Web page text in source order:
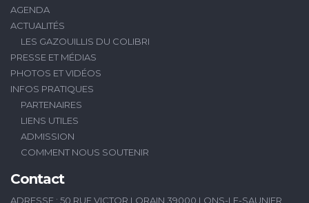
AGENDA
ACTUALITÉS
LES GAZOUILLIS DU COLIBRI
PRESSE ET MÉDIAS
PHOTOS ET VIDÉOS
INFOS PRATIQUES
PARTENAIRES
LIENS UTILES
ADMISSION
COMMENT NOUS SOUTENIR
Contact
ADRESSE : 50 RUE VICTOR LORAIN 39000 LONS-LE-SAUNIER